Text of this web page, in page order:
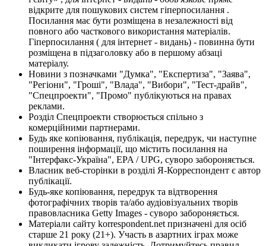
відкрите для пошукових систем гіперпосилання .
Посилання має бути розміщена в незалежності від
повного або часткового використання матеріалів.
Гіперпосилання ( для інтернет - видань) - повинна бути
розміщена в підзаголовку або в першому абзаці
матеріалу.
Новини з позначками "Думка", "Експертиза", "Заява",
"Регіони", "Гроші", "Влада", "Вибори", "Тест-драйв",
"Спецпроекти", "Промо" публікуються на правах
реклами.
Розділ Спецпроекти створюється спільно з
комерційними партнерами.
Будь яке копіювання, публікація, передрук, чи наступне
поширення інформації, що містить посилання на
"Інтерфакс-Україна", EPA / UPG, суворо забороняється.
Власник веб-сторінки в розділі Я-Корреспондент є автор
публікації.
Будь-яке копіювання, передрук та відтворення
фотографічних творів та/або аудіовізуальних творів
правовласника Getty Images - суворо забороняється.
Матеріали сайту korrespondent.net призначені для осіб
старше 21 року (21+). Участь в азартних іграх може